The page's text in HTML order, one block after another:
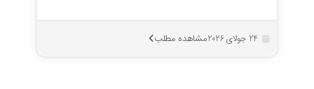
24 جولای 2026 مشاهده مطلب